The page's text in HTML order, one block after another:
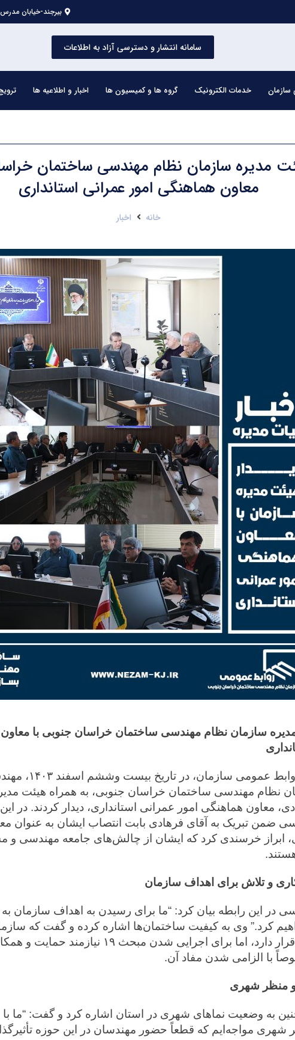
بیرجند-خیابان مدرس
سامانه انتشار و دسترسی آزاد به اطلاعات
سازمان خدمات الکترونیک گروه ها و کمیسیون ها اخبار و اطلاعیه ها
مدیره سازمان نظام مهندسی ساختمان
معاون هماهنگی امور عمرانی استانداری
خانه اخبار
سازمان نظام مهندسی ساختمان خراسان جنوبی با معاون
به گزارش روابط عمومی
نظام مهندسی ساختمان خراسان جنوبی، به همراه هیئت
معاون هماهنگی امور عمرانی استانداری، دیدار کردند. در
ضمن تبریک به آقای فرهادی بابت انتصاب ایشان به عنوان
ابراز خرسندی کرد که ایشان از چالش‌های جامعه مهندسی و
و تلاش برای اهداف سازمان
در این رابطه بیان کرد: “ما برای رسیدن به اهداف سازمان
کرد.” وی به کیفیت ساختمان‌ها اشاره کرده و گفت که
قابل قبولی قرار دارد، اما برای اجرایی شدن مبحث ۱۹
با الزامی شدن مفاد آن.
و منظر شهری
به وضعیت نماهای شهری در استان اشاره کرد و گفت: “ما
شهری مواجه‌ایم که قطعاً حضور مهندسان در این حوزه